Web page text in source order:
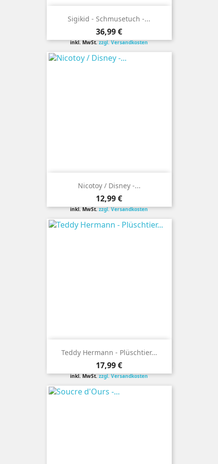
Sigikid - Schmusetuch -...
Preis
36,99 €
inkl. MwSt.zzgl. Versandkosten
Nicotoy / Disney -...
Preis
12,99 €
inkl. MwSt.zzgl. Versandkosten
Teddy Hermann - Plüschtier...
Preis
17,99 €
inkl. MwSt.zzgl. Versandkosten